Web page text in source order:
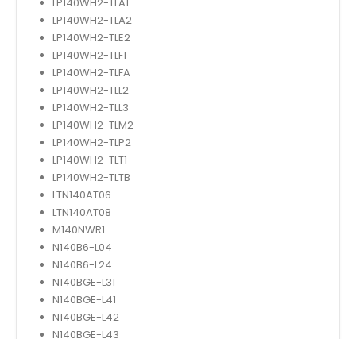
LP140WH2-TLA2
LP140WH2-TLE2
LP140WH2-TLF1
LP140WH2-TLFA
LP140WH2-TLL2
LP140WH2-TLL3
LP140WH2-TLM2
LP140WH2-TLP2
LP140WH2-TLT1
LP140WH2-TLTB
LTN140AT06
LTN140AT08
M140NWR1
N140B6-L04
N140B6-L24
N140BGE-L31
N140BGE-L41
N140BGE-L42
N140BGE-L43